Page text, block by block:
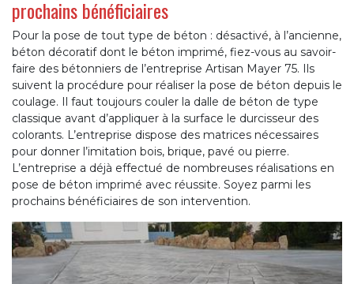
prochains bénéficiaires
Pour la pose de tout type de béton : désactivé, à l’ancienne,
béton décoratif dont le béton imprimé, fiez-vous au savoir-
faire des bétonniers de l’entreprise Artisan Mayer 75. Ils
suivent la procédure pour réaliser la pose de béton depuis le
coulage. Il faut toujours couler la dalle de béton de type
classique avant d’appliquer à la surface le durcisseur des
colorants. L’entreprise dispose des matrices nécessaires
pour donner l’imitation bois, brique, pavé ou pierre.
L’entreprise a déjà effectué de nombreuses réalisations en
pose de béton imprimé avec réussite. Soyez parmi les
prochains bénéficiaires de son intervention.